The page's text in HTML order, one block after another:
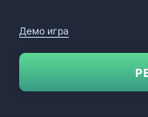
Демо игра